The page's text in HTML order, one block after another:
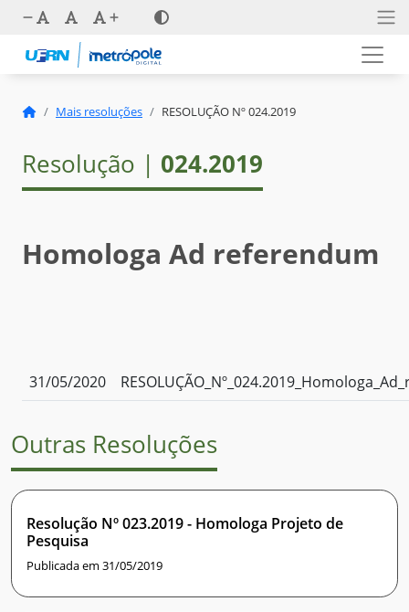
Mais resoluções RESOLUÇÃO Nº 024.2019
Resolução | 024.2019
Homologa Ad referendum
31/05/2020
Outras Resoluções
Resolução Nº 023.2019 - Homologa Projeto de
Pesquisa
Publicada em 31/05/2019